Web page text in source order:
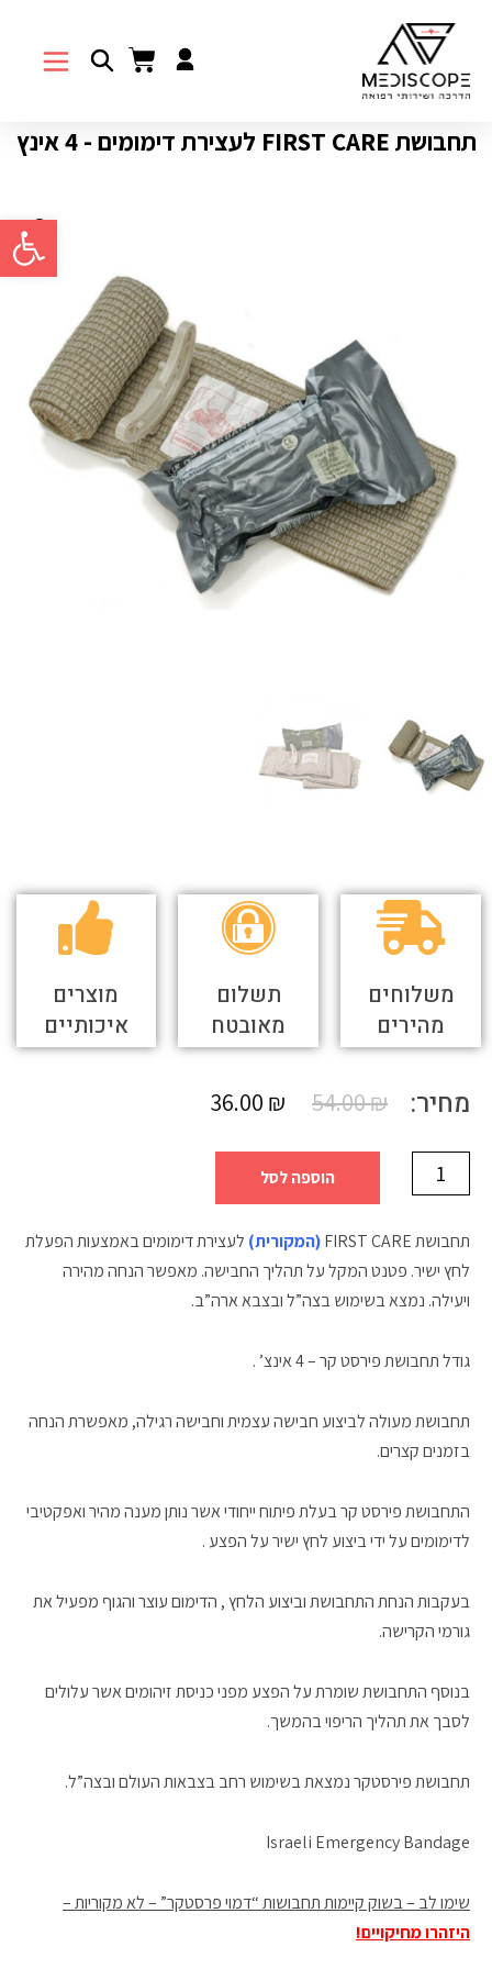
מחיר: 54.00₪
36.00 ₪
הוספה לסל
תחבושת FIRST CARE (המקורית) לעצירת דימומים באמצעות הפעלת
לחץ ישיר. פטנט המקל על תהליך החבישה. מאפשר הנחה מהירה
ויעילה. נמצא בשימוש בצה”ל ובצבא ארה”ב.
גודל תחבושת פירסט קר – 4 אינצ’ .
תחבושת מעולה לביצוע חבישה עצמית וחבישה רגילה, מאפשרת הנחה
בזמנים קצרים.
התחבושת פירסט קר בעלת פיתוח ייחודי אשר נותן מענה מהיר ואפקטיבי
לדימומים על ידי ביצוע לחץ ישיר על הפצע .
בעקבות הנחת התחבושת וביצוע הלחץ , הדימום עוצר והגוף מפעיל את
גורמי הקרישה.
בנוסף התחבושת שומרת על הפצע מפני כניסת זיהומים אשר עלולים
לסבך את תהליך הריפוי בהמשך.
תחבושת פירסטקר נמצאת בשימוש רחב בצבאות העולם ובצה”ל.
Israeli Emergency Bandage
שימו לב – בשוק קיימות תחבושות “דמוי פרסטקר” – לא מקוריות –
היזהרו מחיקויים!
תחבושת FIRST CARE לעצירת דימומים - 4 אינץ
משלוחים
מהירים
תשלום
מאובטח
מוצרים
איכותיים
פתח